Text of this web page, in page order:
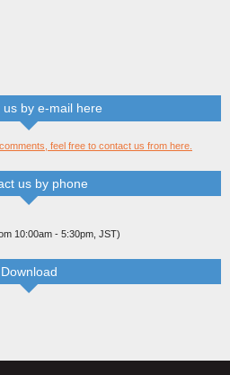
us by e-mail here
feel free to contact us from here.
us by phone
10:00am - 5:30pm, JST)
Download